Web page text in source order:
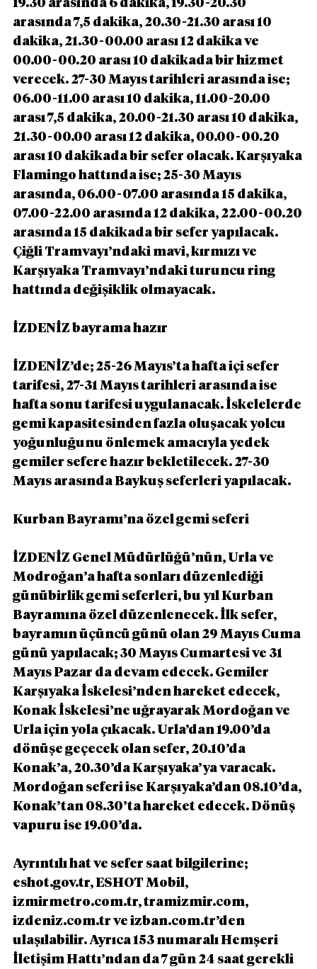
19.30 arasında 6 dakika, 19.30-20.30
arasında 7,5 dakika, 20.30-21.30 arası 10
dakika, 21.30-00.00 arası 12 dakika ve
00.00-00.20 arası 10 dakikada bir hizmet
verecek. 27-30 Mayıs tarihleri arasında ise;
06.00-11.00 arası 10 dakika, 11.00-20.00
arası 7,5 dakika, 20.00-21.30 arası 10 dakika,
21.30-00.00 arası 12 dakika, 00.00-00.20
arası 10 dakikada bir sefer olacak. Karşıyaka
Flamingo hattında ise; 25-30 Mayıs
arasında, 06.00-07.00 arasında 15 dakika,
07.00-22.00 arasında 12 dakika, 22.00-00.20
arasında 15 dakikada bir sefer yapılacak.
Çiğli Tramvayı’ndaki mavi, kırmızı ve
Karşıyaka Tramvayı’ndaki turuncu ring
hattında değişiklik olmayacak.
İZDENİZ bayrama hazır
İZDENİZ’de; 25-26 Mayıs’ta hafta içi sefer
tarifesi, 27-31 Mayıs tarihleri arasında ise
hafta sonu tarifesi uygulanacak. İskelelerde
gemi kapasitesinden fazla oluşacak yolcu
yoğunluğunu önlemek amacıyla yedek
gemiler sefere hazır bekletilecek. 27-30
Mayıs arasında Baykuş seferleri yapılacak.
Kurban Bayramı’na özel gemi seferi
İZDENİZ Genel Müdürlüğü’nün, Urla ve
Modroğan’a hafta sonları düzenlediği
günübirlik gemi seferleri, bu yıl Kurban
Bayramına özel düzenlenecek. İlk sefer,
bayramın üçüncü günü olan 29 Mayıs Cuma
günü yapılacak; 30 Mayıs Cumartesi ve 31
Mayıs Pazar da devam edecek. Gemiler
Karşıyaka İskelesi’nden hareket edecek,
Konak İskelesi’ne uğrayarak Mordoğan ve
Urla için yola çıkacak. Urla’dan 19.00’da
dönüşe geçecek olan sefer, 20.10’da
Konak’a, 20.30’da Karşıyaka’ya varacak.
Mordoğan seferi ise Karşıyaka’dan 08.10’da,
Konak’tan 08.30’ta hareket edecek. Dönüş
vapuru ise 19.00’da.
Ayrıntılı hat ve sefer saat bilgilerine;
eshot.gov.tr, ESHOT Mobil,
izmirmetro.com.tr, tramizmir.com,
izdeniz.com.tr ve izban.com.tr’den
ulaşılabilir. Ayrıca 153 numaralı Hemşeri
İletişim Hattı’ndan da 7 gün 24 saat gerekli